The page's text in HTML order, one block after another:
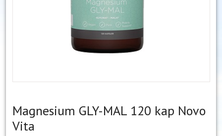
Magnesium GLY-MAL 120 kap Novo
Vita